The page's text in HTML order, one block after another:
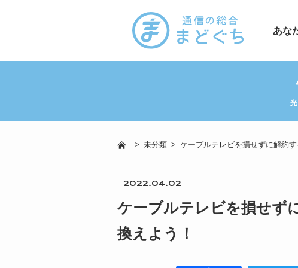
あな
> 未分類 > ケーブルテレビを損せずに解約
2022.04.02
ケーブルテレビを損せず
換えよう！